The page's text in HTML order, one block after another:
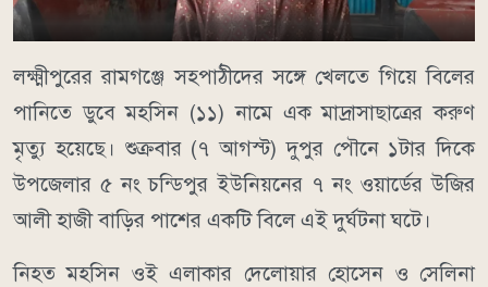
লক্ষ্মীপুরের রামগঞ্জে সহপাঠীদের সঙ্গে খেলতে গিয়ে বিলের
পানিতে ডুবে মহসিন (১১) নামে এক মাদ্রাসাছাত্রের করুণ
মৃত্যু হয়েছে। শুক্রবার (৭ আগস্ট) দুপুর পৌনে ১টার দিকে
উপজেলার ৫ নং চন্ডিপুর ইউনিয়নের ৭ নং ওয়ার্ডের উজির
আলী হাজী বাড়ির পাশের একটি বিলে এই দুর্ঘটনা ঘটে।
নিহত মহসিন ওই এলাকার দেলোয়ার হোসেন ও সেলিনা